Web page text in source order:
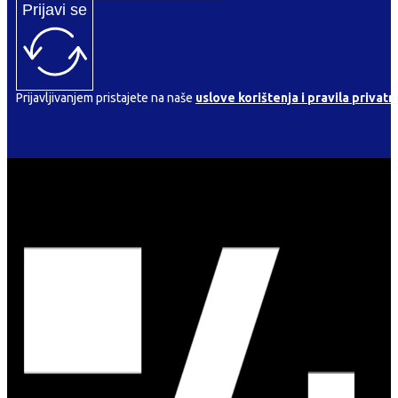
Prijavi se
Prijavljivanjem pristajete na naše uslove korištenja i pravila